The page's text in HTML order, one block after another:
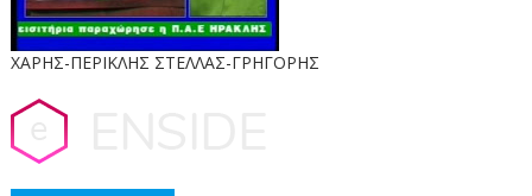
ΧΑΡΗΣ-ΠΕΡΙΚΛΗΣ ΣΤΕΛΛΑΣ-ΓΡΗΓΟΡΗΣ